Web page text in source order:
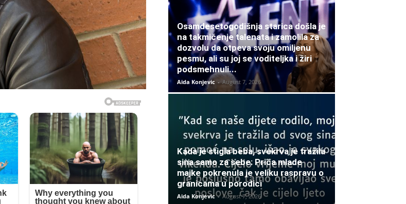
Osamdesetogodišnja starica došla je
na takmičenje talenata i zamolila za
dozvolu da otpeva svoju omiljenu
pesmu, ali su joj se voditeljka i žiri
podsmehnuli...
Aida Konjevic - August 7, 2026
Kada je stigla beba, svekrva je tražila
sina samo za sebe: Priča mlade
majke pokrenula je veliku raspravu o
granicama u porodici
Aida Konjevic - August 7, 2026